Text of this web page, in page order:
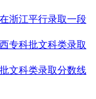
浙江平行录取一段
专科批文科类录取
文科类录取分数线